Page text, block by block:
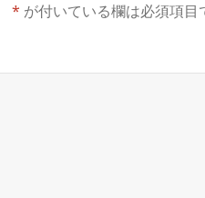
* が付いている欄は必須項目